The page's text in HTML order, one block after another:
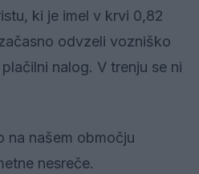
ki je imel v krvi 0,82
odvzeli vozniško
nalog. V trenju se ni
na našem območju
nesreče.